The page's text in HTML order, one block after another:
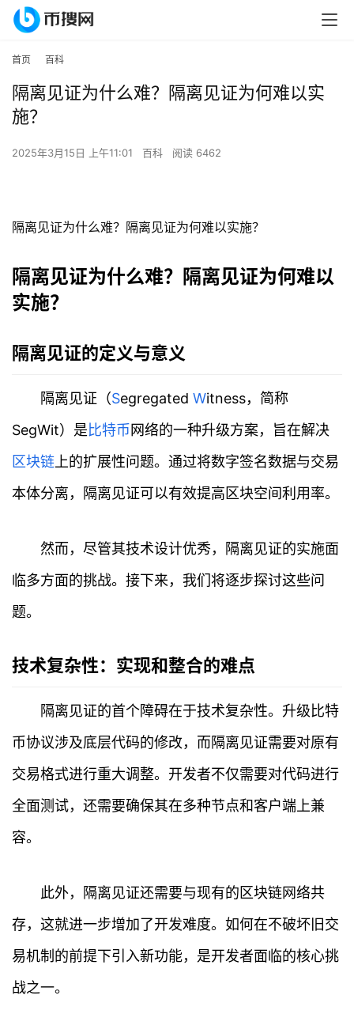
首页 百科
隔离见证为什么难？隔离见证为何难以实
施？
2025年3月15日 上午11:01 百科 阅读 6462
隔离见证为什么难？隔离见证为何难以实施？
隔离见证为什么难？隔离见证为何难以
实施？
隔离见证的定义与意义
隔离见证（Segregated Witness，简称
SegWit）是比特币 网络的一种升级方案，旨在解决
区块链上的扩展性问题。通过将数字签名数据与交易
本体分离，隔离见证可以有效提高区块空间利用率。
然而，尽管其技术设计优秀，隔离见证的实施面
临多方面的挑战。接下来，我们将逐步探讨这些问
题。
技术复杂性：实现和整合的难点
隔离见证的首个障碍在于技术复杂性。升级比特
币协议涉及底层代码的修改，而隔离见证需要对原有
交易格式进行重大调整。开发者不仅需要对代码进行
全面测试，还需要确保其在多种节点和客户端上兼
容。
此外，隔离见证还需要与现有的区块链网络共
存，这就进一步增加了开发难度。如何在不破坏旧交
易机制的前提下引入新功能，是开发者面临的核心挑
战之一。